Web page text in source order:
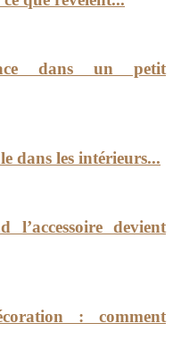
dans un petit
dans les intérieurs...
devient
: comment